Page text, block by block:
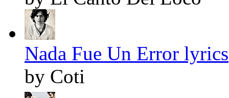
Nada Fue Un Error lyrics
by Coti